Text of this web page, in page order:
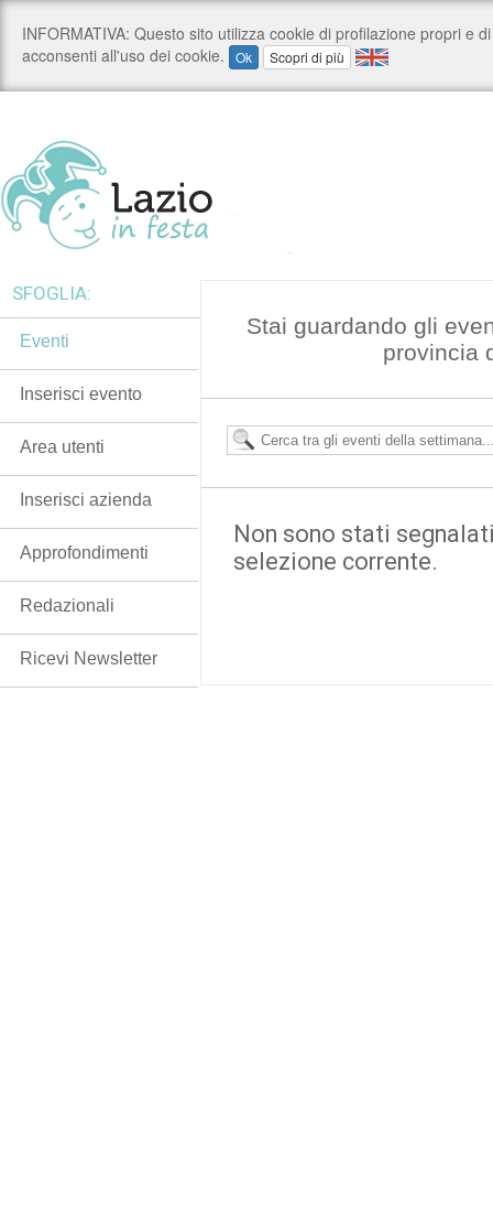
Stai guardando gli
provincia
Non sono stati
selezione corrente.
SFOGLIA:
Eventi
Inserisci evento
Area utenti
Inserisci azienda
Approfondimenti
Redazionali
Ricevi Newsletter